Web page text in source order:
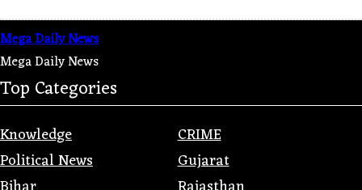
Mega Daily News
Mega Daily News
Top Categories
Knowledge
CRIME
Political News
Gujarat